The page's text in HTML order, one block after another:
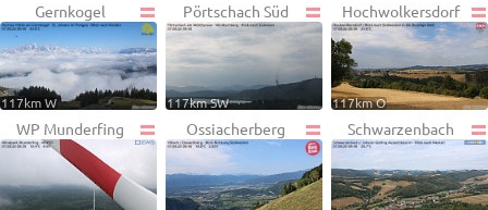
Gernkogel
117km W
Pörtschach Süd
117km SW
Hochwolkersdorf
117km O
WP Munderfing Ossiacherberg Schwarzenbach